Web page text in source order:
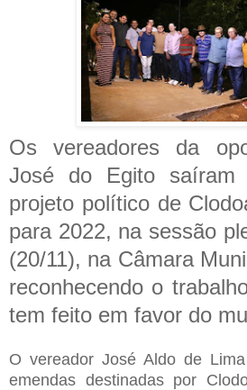
Os vereadores da
José do Egito saíram
projeto político de
para 2022, na sessão
(20/11), na Câmara
reconhecendo o
tem feito em favor do
O vereador José Aldo de
emendas destinadas por